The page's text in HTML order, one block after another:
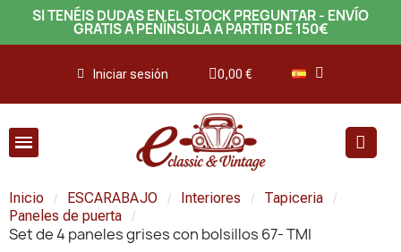
SI TENÉIS DUDAS EN EL STOCK PREGUNTAR - ENVÍO
GRATIS A PENÍNSULA A PARTIR DE 150€
Iniciar sesión 0,00 €
Inicio ESCARABAJO Interiores
Tapiceria
Paneles de puerta
Set de 4 paneles grises con bolsillos 67- TMI